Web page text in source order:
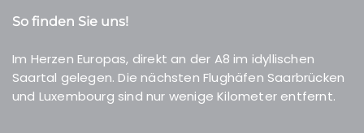
So finden Sie uns!
Im Herzen Europas, direkt an der A8 im idyllischen
Saartal gelegen. Die nächsten Flughäfen Saarbrücken
und Luxembourg sind nur wenige Kilometer entfernt.